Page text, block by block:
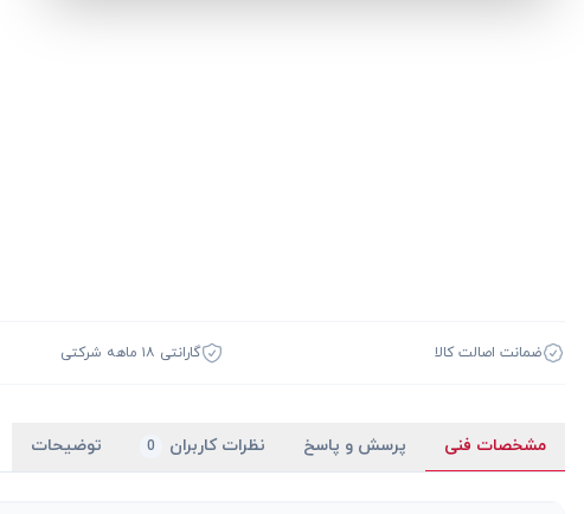
ضمانت اصالت کالا گارانتی ۱۸ ماهه شرکتی
مشخصات فنی پرسش و پاسخ نظرات کاربران 0 توضیحات